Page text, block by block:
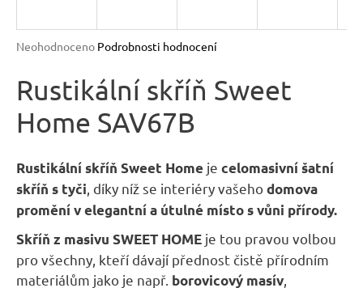
Průměrné
produktu
je
0,0
z
hvězdiček.
Neohodnoceno Podrobnosti hodnocení
Rustikální skříň Sweet
Home SAV67B
Rustikální skříň Sweet Home je celomasivní šatní
skříň s tyči , díky níž se interiéry vašehodomova
promění v elegantní a útulné místo s vůni přírody.
Skříň z masivu SWEET HOME je tou pravou volbou
pro všechny, kteří dávají přednost čistě přírodním
materiálům jako je např. borovicový masív
A
a
í
t
?
HLEDAT